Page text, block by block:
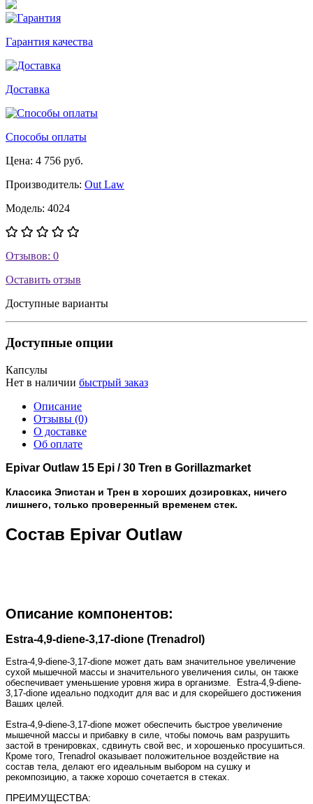
Гарантия качества
Доставка
Способы оплаты
Цена: 4 756 руб.
Производитель: Out Law
Модель: 4024
Отзывов: 0
Оставить отзыв
Доступные варианты
Доступные опции
Капсулы
Нет в наличии быстрый заказ
Описание
Отзывы (0)
О доставке
Об оплате
Epivar Outlaw 15 Epi / 30 Tren в Gorillazmarket
Классика Эпистан и Трен в хороших дозировках, ничего
лишнего, только проверенный временем стек.
Состав Epivar Outlaw
Описание компонентов:
Estra-4,9-diene-3,17-dione (Trenadrol)
Estra-4,9-diene-3,17-dione может дать вам значительное увеличение
сухой мышечной массы и значительного увеличения силы, он также
обеспечивает уменьшение уровня жира в организме. Estra-4,9-diene-
3,17-dione идеально подходит для вас и для скорейшего достижения
Ваших целей.
Estra-4,9-diene-3,17-dione может обеспечить быстрое увеличение
мышечной массы и прибавку в силе, чтобы помочь вам разрушить
застой в тренировках, сдвинуть свой вес, и хорошенько просушиться.
Кроме того, Trenadrol оказывает положительное воздействие на
состав тела, делают его идеальным выбором на сушку и
рекомпозицию, а также хорошо сочетается в стеках.
ПРЕИМУЩЕСТВА: